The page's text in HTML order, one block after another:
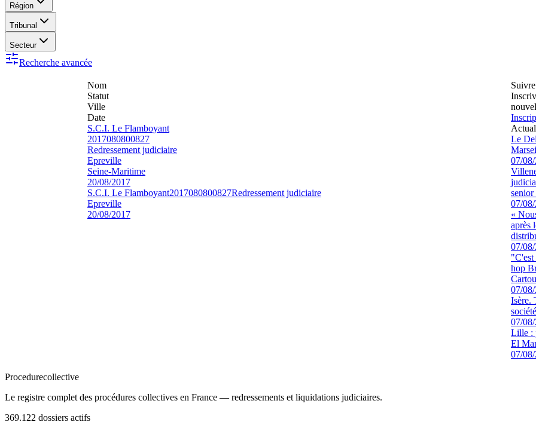
Région
Tribunal
Secteur
Recherche avancée
Nom
Statut
Ville
Date
S.C.I. Le Flamboyant
2017080800827
Redressement judiciaire
Epreville
Seine-Maritime
20/08/2017
S.C.I. Le Flamboyant2017080800827Redressement judiciaire
Epreville
20/08/2017
Le
07/
07/
«
après
07/
"C'est
hop
07/
Isère.
07/
Lille :
El
07/
Procedurecollective
Le registre complet des procédures collectives en France — redressements et liquidations judiciaires.
369.122 dossiers actifs